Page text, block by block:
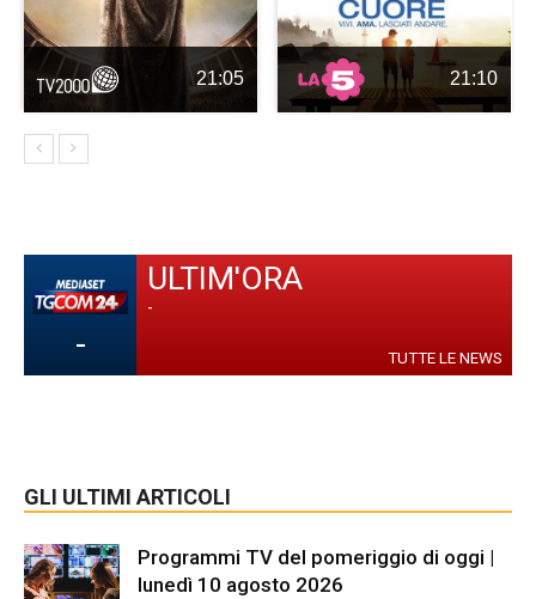
21:05 21:10
-
ULTIM'ORA
-
TUTTE LE NEWS
GLI ULTIMI ARTICOLI
Programmi TV del pomeriggio di oggi |
lunedì 10 agosto 2026